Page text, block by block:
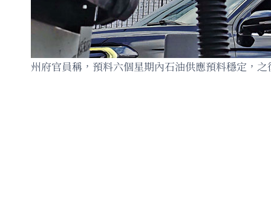
州府官員稱，預料六個星期內石油供應預料穩定，